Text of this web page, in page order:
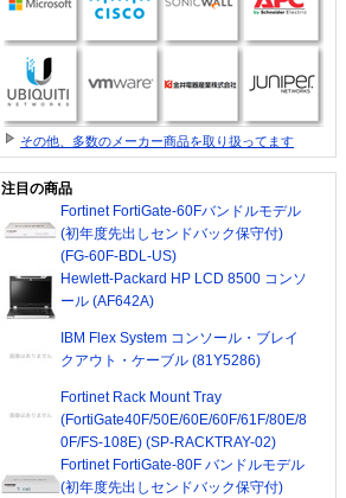
その他、多数のメーカー商品を取り扱ってます
注目の商品
Fortinet FortiGate-60Fバンドルモデル
(初年度先出しセンドバック保守付)
(FG-60F-BDL-US)
Hewlett-Packard HP LCD 8500 コンソ
ール (AF642A)
IBM Flex System コンソール・ブレイ
クアウト・ケーブル (81Y5286)
Fortinet Rack Mount Tray
(FortiGate40F/50E/60E/60F/61F/80E/8
0F/FS-108E) (SP-RACKTRAY-02)
Fortinet FortiGate-80F バンドルモデル
(初年度先出しセンドバック保守付)